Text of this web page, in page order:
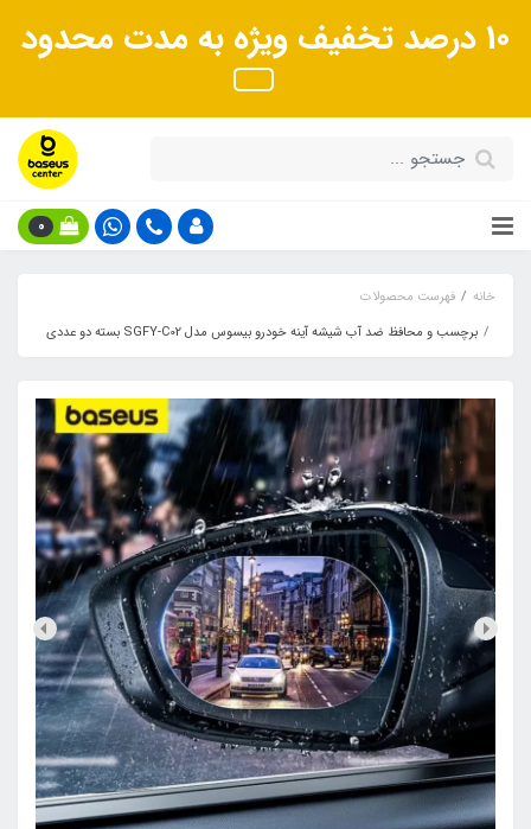
10 درصد تخفیف ویژه به مدت محدود
0
خانه
فهرست محصولات
برچسب و محافظ ضد آب شیشه آینه خودرو بیسوس مدل SGFY-C02 بسته دو عددی